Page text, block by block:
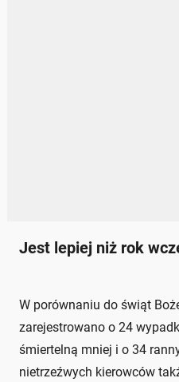
Jest lepiej niż rok
W porównaniu do świąt
zarejestrowano o 24
śmiertelną mniej i o 34
nietrzeźwych kierowców